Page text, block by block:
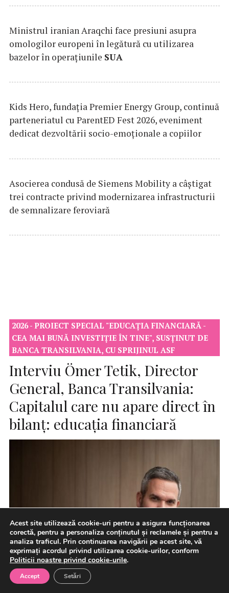
Ministrul iranian Araqchi face presiuni asupra
omologilor europeni în legătură cu utilizarea
bazelor în operațiunile SUA
Kids Hero, fundația Premier Energy Group, continuă
parteneriatul cu ParentED Fest 2026, eveniment
dedicat dezvoltării socio-emoționale a copiilor
Asocierea condusă de Siemens Mobility a câştigat
trei contracte privind modernizarea infrastructurii
de semnalizare feroviară
2026 - PROIECT SPECIAL "EDUCAȚIA FINANCIARĂ -
CEA MAI BUNĂ INVESTIȚIE ÎN TINE", SUSȚINUT DE
BANCA TRANSILVANIA, CU SPRIJINUL ASF
Interviu Ömer Tetik, Director
General, Banca Transilvania:
Capitalul care nu apare direct în
bilanț: educația financiară
Acest site utilizează cookie-uri pentru a asigura funcționarea
corectă, pentru a personaliza conținutul și reclamele și pentru a
analiza traficul. Prin continuarea navigării pe acest site, vă
exprimați acordul privind utilizarea cookie-urilor, conform
Politicii noastre privind cookie-urile.
Accept Setări